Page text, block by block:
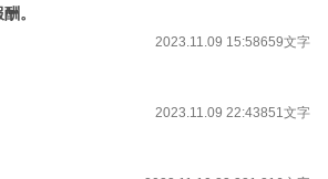
。
2023.11.09 15:58659文字
2023.11.09 22:43851文字